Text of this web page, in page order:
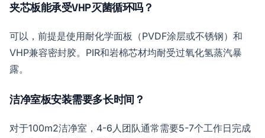
夹芯板能承受VHP灭菌循环吗？
可以，前提是使用耐化学面板（PVDF涂层或不锈钢）和
VHP兼容密封胶。PIR和岩棉芯材均耐受过氧化氢蒸汽暴
露。
洁净室板安装需要多长时间？
对于100m2洁净室，4-6人团队通常需要5-7个工作日完成